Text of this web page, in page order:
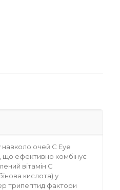
очей C Eye
ефективно комбінує
вітамін С
кислота) у
трипептид фактори